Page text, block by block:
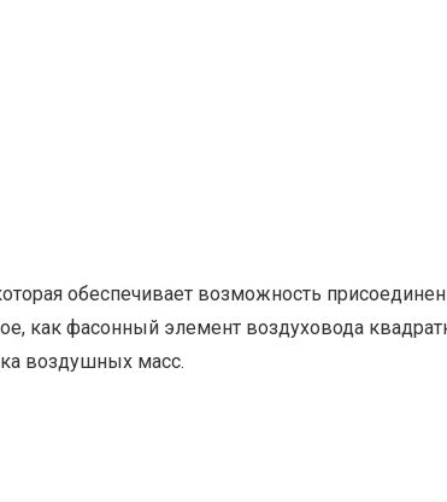
обеспечивает возможность
как фасонный элемент воздуховода
воздушных масс.